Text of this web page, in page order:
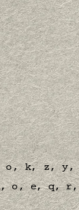
o, k, z,
e, q, r,